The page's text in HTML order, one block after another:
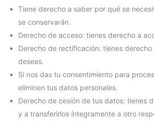
Tiene derecho a saber por qué se
se conservarán.
Derecho de acceso: tienes derecho a
Derecho de rectificación: tienes
desees.
Si nos das tu consentimiento para
eliminen tus datos personales.
Derecho de cesión de tus datos: tienes
y a transferirlos íntegramente a otro